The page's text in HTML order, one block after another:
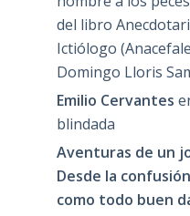
del libro
Ictiólogo
Domingo Lloris
Emilio Cervantes
blindada
Aventuras de un
Desde la
como todo buen